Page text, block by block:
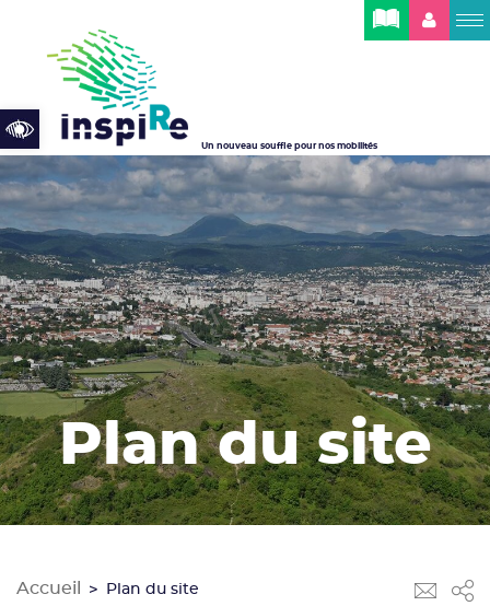
Open toolbar
Un nouveau souffle pour nos mobilités
Plan du site
Accueil > Plan du site